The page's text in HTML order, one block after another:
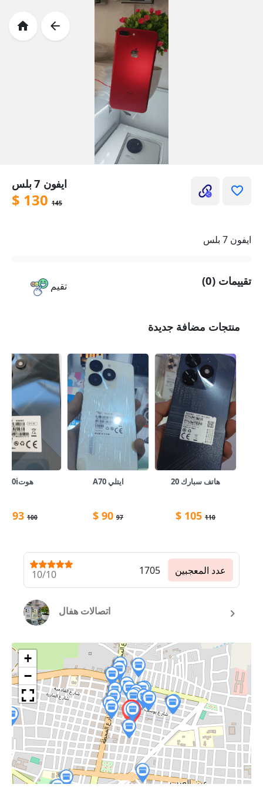
ايفون 7 بلس
$ 130 145
ايفون 7 بلس
تقيم تقييمات (0)
منتجات مضافة جديدة
هاتف سبارك 20
110
105
$
ايتلي A70
97
90
$
هوت30i
100
93
10/10 1705 عدد المعجبين
اتصالات هفال
+
−